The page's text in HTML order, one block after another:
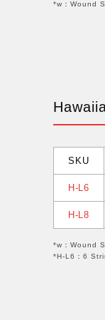
*w：Wound
SKU
H-L6
H-L8
*w：Wound
*H-L6：6